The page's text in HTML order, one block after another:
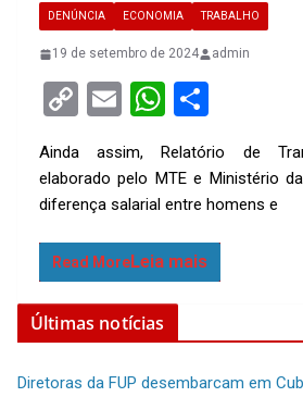
DENÚNCIA ECONOMIA TRABALHO
19 de setembro de 2024 admin
C
py
Li
n
k
E
ail
W
at
s
A
p
p
ar
e
Ainda assim, Relatório de
elaborado pelo MTE e Ministério
diferença salarial entre homens e
Read More
Últimas notícias
Diretoras da FUP desembarcam em